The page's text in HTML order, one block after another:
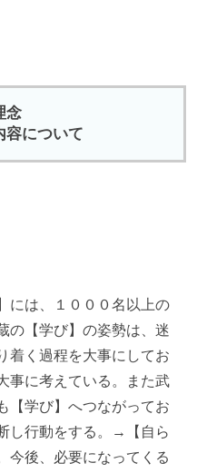
念
容について
には、１０００名以上の
の【学び】の姿勢は、迷
着く過程を大事にしてお
事に考えている。また武
【学び】へつながってお
し行動をする。→【自ら
今後、必要になってくる